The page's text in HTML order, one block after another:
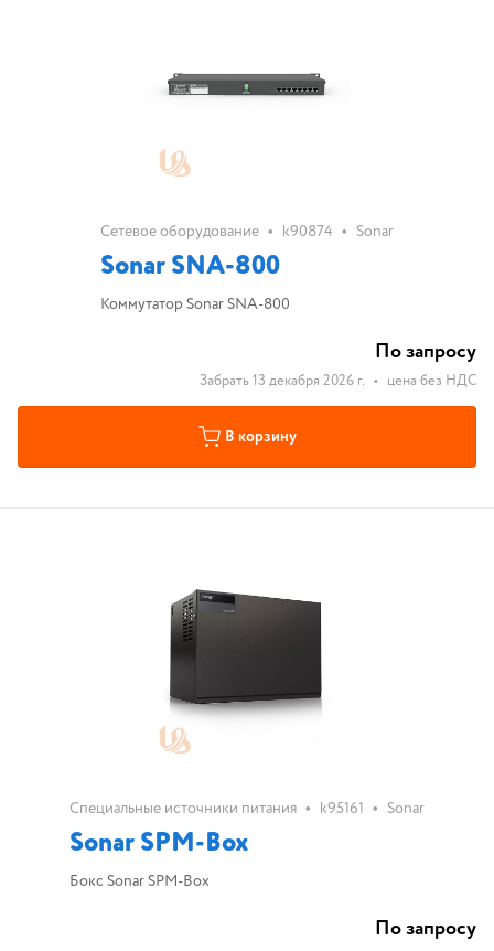
Сетевое оборудование • k90874 • Sonar
Sonar SNA-800
Коммутатор Sonar SNA-800
По запросу
Забрать 13 декабря 2026 г. • цена без НДС
В корзину
Специальные источники питания • k95161 • Sonar
Sonar SPM-Box
Бокс Sonar SPM-Box
По запросу